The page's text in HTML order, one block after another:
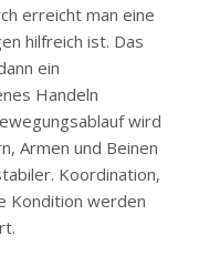
erreicht man eine
hilfreich ist. Das
ein
Handeln
wird
Armen und Beinen
Koordination,
Kondition werden